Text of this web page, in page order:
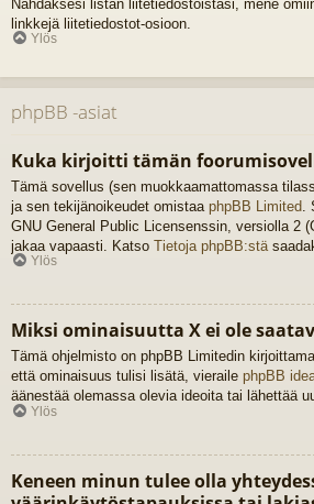
Nähdäksesi listan liitetiedostoistasi, mene
linkkejä liitetiedostot-osioon.
Ylös
phpBB -asiat
Kuka kirjoitti tämän
Tämä sovellus (sen muokkaamattomassa
ja sen tekijänoikeudet omistaa phpBB Limited
GNU General Public Licensenssin, versiolla 2
jakaa vapaasti. Katso Tietoja phpBB:stä
Ylös
Miksi ominaisuutta X ei ole
Tämä ohjelmisto on phpBB Limitedin
että ominaisuus tulisi lisätä, vieraile phpBB
äänestää olemassa olevia ideoita tai lähettää
Ylös
Keneen minun tulee olla